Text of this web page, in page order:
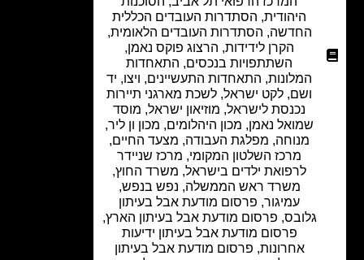
,הסתדרות העובדים הכללית
,הסתדרות העובדים הלאומית,
הקרן לידידות ,הרצוג פוקס נאמן,
השתתפויות בנכסים ,התאחדות
המלונות,התאחדות התעשיינים,ויצו,יד
לקט ישראל, לשכת מארגני תיירות
נכנסת לישראל ,מוזיאון ישראל, מוסד
שמואל נאמן,מכון היהלומים,מכון ון ליר,
מפלגת העבודה ,מצעד החיים,
מרכז השלטון המקומי ,מרכז שניידר
לרפואת ילדים בישראל ,משרד החוץ,
משרד ראש הממשלה,נפש בנפש,
פרסום מודעת אבל בעיתון
פרסום מודעת אבל בעיתון הארץ,
פרסום מודעת אבל בעיתון ידיעות
אחרונות,פרסום מודעת אבל בעיתון